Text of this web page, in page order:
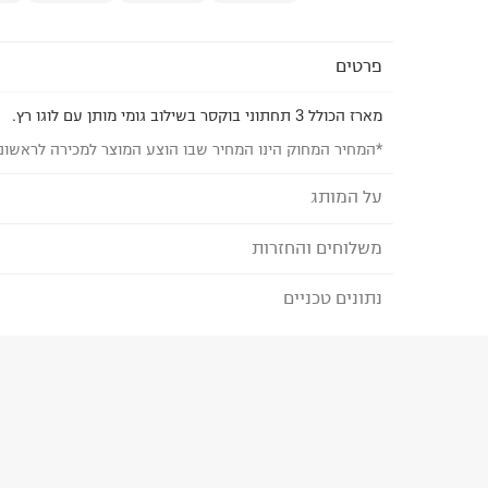
פרטים
מארז הכולל 3 תחתוני בוקסר בשילוב גומי מותן עם לוגו רץ.
*המחיר המחוק הינו המחיר שבו הוצע המוצר למכירה
על המותג
JACK AND JONES
משלוחים והחזרות
לבחירת בשיטת המשלוח המתאימה לכם,
נתונים טכניים